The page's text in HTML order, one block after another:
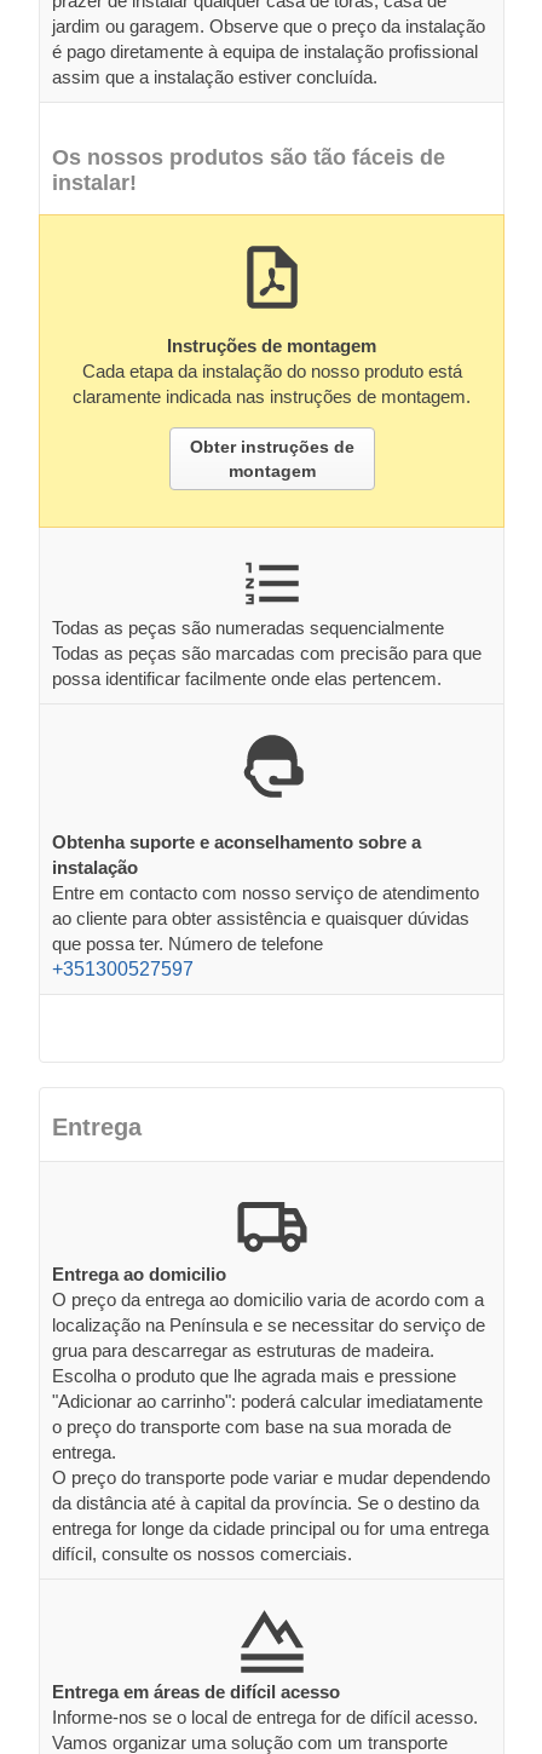
jardim ou garagem. Observe que o preço da instalação
é pago diretamente à equipa de instalação profissional
assim que a instalação estiver concluída.
Os nossos produtos são tão fáceis de
instalar!
Instruções de montagem
Cada etapa da instalação do nosso produto está
claramente indicada nas instruções de montagem.
Obter instruções de
montagem
Todas as peças são numeradas sequencialmente
Todas as peças são marcadas com precisão para que
possa identificar facilmente onde elas pertencem.
Obtenha suporte e aconselhamento sobre a
instalação
Entre em contacto com nosso serviço de atendimento
ao cliente para obter assistência e quaisquer dúvidas
que possa ter. Número de telefone
+351300527597
Entrega
Entrega ao domicilio
O preço da entrega ao domicilio varia de acordo com a
localização na Península e se necessitar do serviço de
grua para descarregar as estruturas de madeira.
Escolha o produto que lhe agrada mais e pressione
"Adicionar ao carrinho": poderá calcular imediatamente
o preço do transporte com base na sua morada de
entrega.
O preço do transporte pode variar e mudar dependendo
da distância até à capital da província. Se o destino da
entrega for longe da cidade principal ou for uma entrega
difícil, consulte os nossos comerciais.
Entrega em áreas de difícil acesso
Informe-nos se o local de entrega for de difícil acesso.
Vamos organizar uma solução com um transporte